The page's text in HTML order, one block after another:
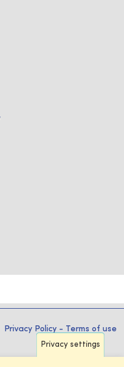
Privacy Policy - Terms of use
Privacy settings